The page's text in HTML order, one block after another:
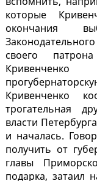
которые
окончания
своего
Кривенченко
трогательная
власти
и началась.
получить от
главы
подарка, затаил